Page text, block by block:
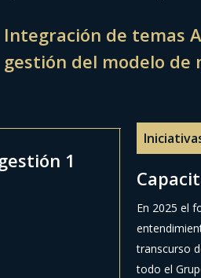
Integración de temas
gestión del modelo de
1
En 2025 el
transcurso
todo el